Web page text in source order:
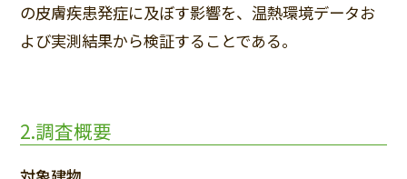
の皮膚疾患発症に及ぼす影響を、温熱環境データお
よび実測結果から検証することである。
2.調査概要